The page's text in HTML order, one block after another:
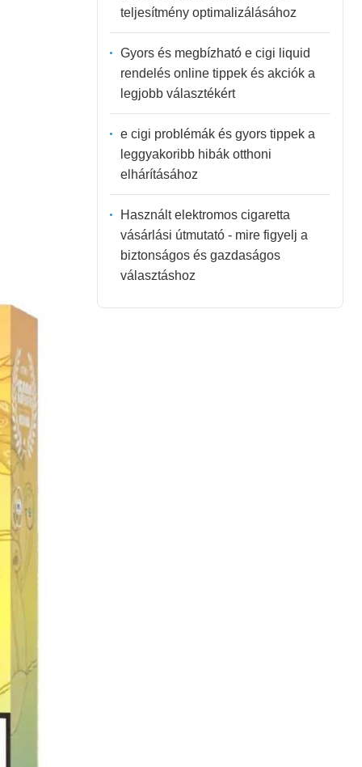
teljesítmény optimalizálásához
Gyors és megbízható e cigi liquid
rendelés online tippek és akciók a
legjobb választékért
e cigi problémák és gyors tippek a
leggyakoribb hibák otthoni
elhárításához
Használt elektromos cigaretta
vásárlási útmutató - mire figyelj a
biztonságos és gazdaságos
választáshoz